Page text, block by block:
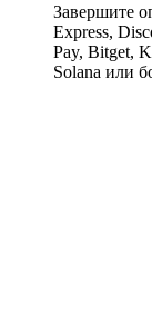
Завершите
Express,
Pay, Bitget,
Solana или